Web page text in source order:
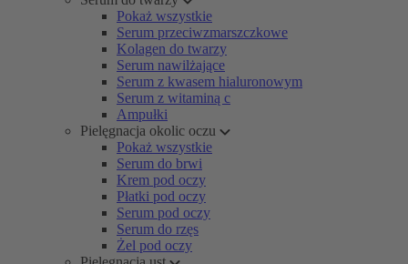
Pokaż wszystkie
Serum przeciwzmarszczkowe
Kolagen do twarzy
Serum nawilżające
Serum z kwasem hialuronowym
Serum z witaminą c
Ampułki
Pielęgnacja okolic oczu
Pokaż wszystkie
Serum do brwi
Krem pod oczy
Płatki pod oczy
Serum pod oczy
Serum do rzęs
Żel pod oczy